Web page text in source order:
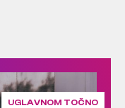
UGLAVNOM TOČNO